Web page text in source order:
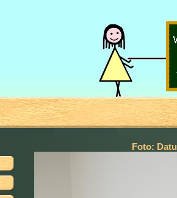
Foto: